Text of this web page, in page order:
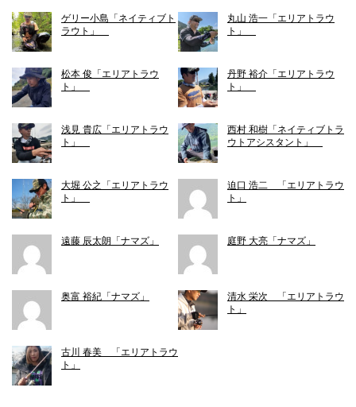
ゲリー小島「ネイティブト
ラウト」
丸山 浩一「エリアトラウ
ト」
松本 俊「エリアトラウ
ト」
丹野 裕介「エリアトラウ
ト」
浅見 貴広「エリアトラウ
ト」
西村 和樹「ネイティブトラ
ウトアシスタント」
大堀 公之「エリアトラウ
ト」
迫口 浩二 「エリアトラウ
ト」
遠藤 辰太朗「ナマズ」 庭野 大亮「ナマズ」
奥富 裕紀「ナマズ」
清水 栄次 「エリアトラウ
ト」
古川 春美 「エリアトラウ
ト」